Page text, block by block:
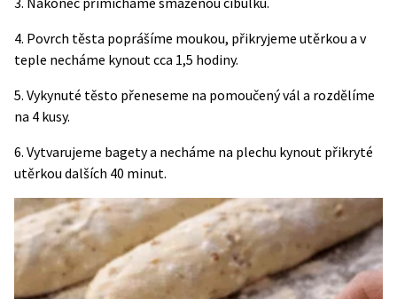
4. Povrch těsta poprášíme moukou, přikryjeme utěrkou a v
teple necháme kynout cca 1,5 hodiny.
5. Vykynuté těsto přeneseme na pomoučený vál a rozdělíme
na 4 kusy.
6. Vytvarujeme bagety a necháme na plechu kynout přikryté
utěrkou dalších 40 minut.